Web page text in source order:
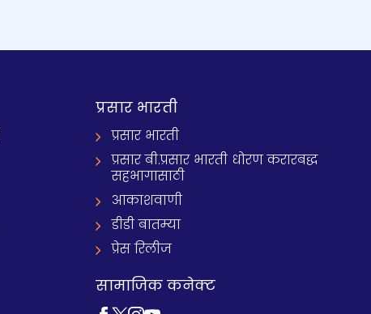
प्रसार भारती
प्रसार भारती
प्रसार बी.प्रसार भारती धोरण करारबद्ध
सहभागासाठी
आकाशवाणी
डीडी बातम्या
प्रेस रिलीज
सामाजिक कनेक्ट